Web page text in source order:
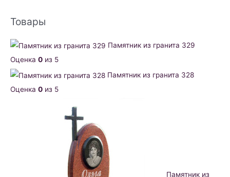
Товары
Памятник из гранита 329
Оценка 0 из 5
Памятник из гранита 328
Оценка 0 из 5
Памятник из